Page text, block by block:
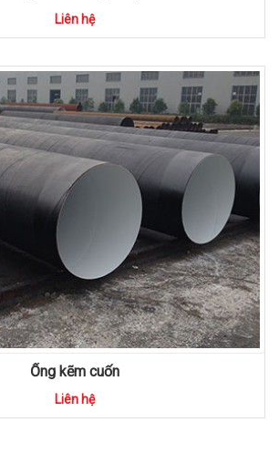
Liên hệ
Ống kẽm cuốn
Liên hệ